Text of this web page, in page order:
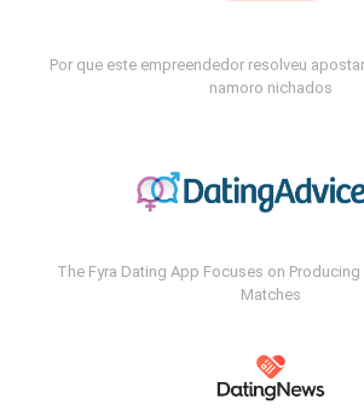
Por que este empreendedor resolveu
namoro nichados
The Fyra Dating App Focuses on
Matches